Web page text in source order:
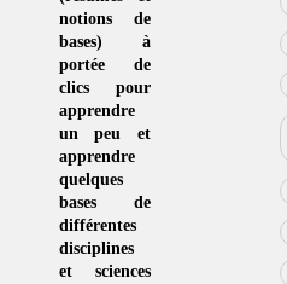
notions de
bases) à
portée de
clics pour
apprendre
un peu et
apprendre
quelques
bases de
différentes
disciplines
et sciences